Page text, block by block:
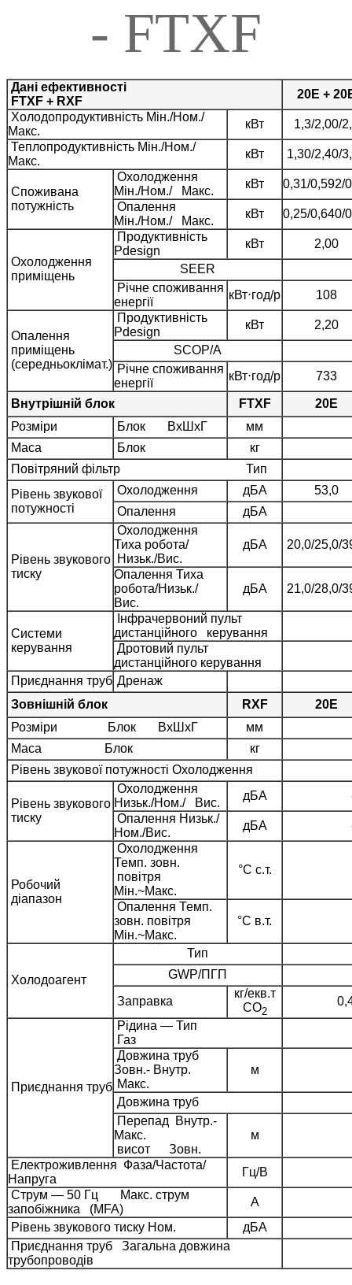
- FTXF
Дані ефективності
FTXF + RXF
20E +
Холодопродуктивність Mін./Ном./
Макс.
кВт
1,3/2,00/
Теплопродуктивність Mін./Ном./
Макс.
кВт 1,30/2,40/
Споживана
потужність
Охолодження
Mін./Ном./ Макс.
кВт
0,31/0,592/
Опалення
Mін./Ном./ Макс.
кВт 0,25/0,640/
Охолодження
приміщень
Продуктивність
Pdesign
кВт
2,00
SEER
Річне споживання
енергії
кВт⋅год/р 108
Опалення
приміщень
(середньоклімат.)
Продуктивність
Pdesign
кВт
2,20
SCOP/A
Річне споживання
енергії
кВт⋅год/р 733
Внутрішній блок FTXF
20E
Розміри
Блок ВхШхГ
мм
Маса
Блок
кг
Повітряний фільтр Тип
Рівень звукової
потужності
Охолодження дБA
53,0
Опалення
дБA
Рівень звукового
тиску
Охолодження
Тиха робота/
Низьк./Вис.
дБA 20,0/25,0/
Опалення Тиха
робота/Низьк./
Вис.
дБA 21,0/28,0/
Системи
керування
Інфрачервоний пульт
дистанційного керування
Дротовий пульт
дистанційного керування
Приєднання труб Дренаж
Зовнішній блок
RXF
20E
Розміри Блок ВхШхГ
мм
Маса Блок
кг
Рівень звукової потужності Охолодження
Рівень звукового
тиску
Охолодження
Низьк./Ном./ Вис.
дБA
Опалення Низьк./
Ном./Вис.
дБA
Робочий
діапазон
Охолодження
Темп. зовн.
повітря
Мін.~Макс.
°C с.т.
Опалення Темп.
зовн. повітря
Мін.~Макс.
°C в.т.
Холодоагент
Тип
GWP/ПГП
Заправка
кг/екв.т
СО2
Приєднання труб
Рідина — Тип
Газ
Довжина труб
Зовн.- Внутр.
Макс.
м
Довжина труб
Перепад Внутр.-
Макс.
висот Зовн.
м
Електроживлення Фаза/Частота/
Напруга
Гц/В
Струм — 50 Гц Макс. струм
запобіжника (MFA)
A
Рівень звукового тиску Ном.
дБA
Приєднання труб Загальна довжина
трубопроводів